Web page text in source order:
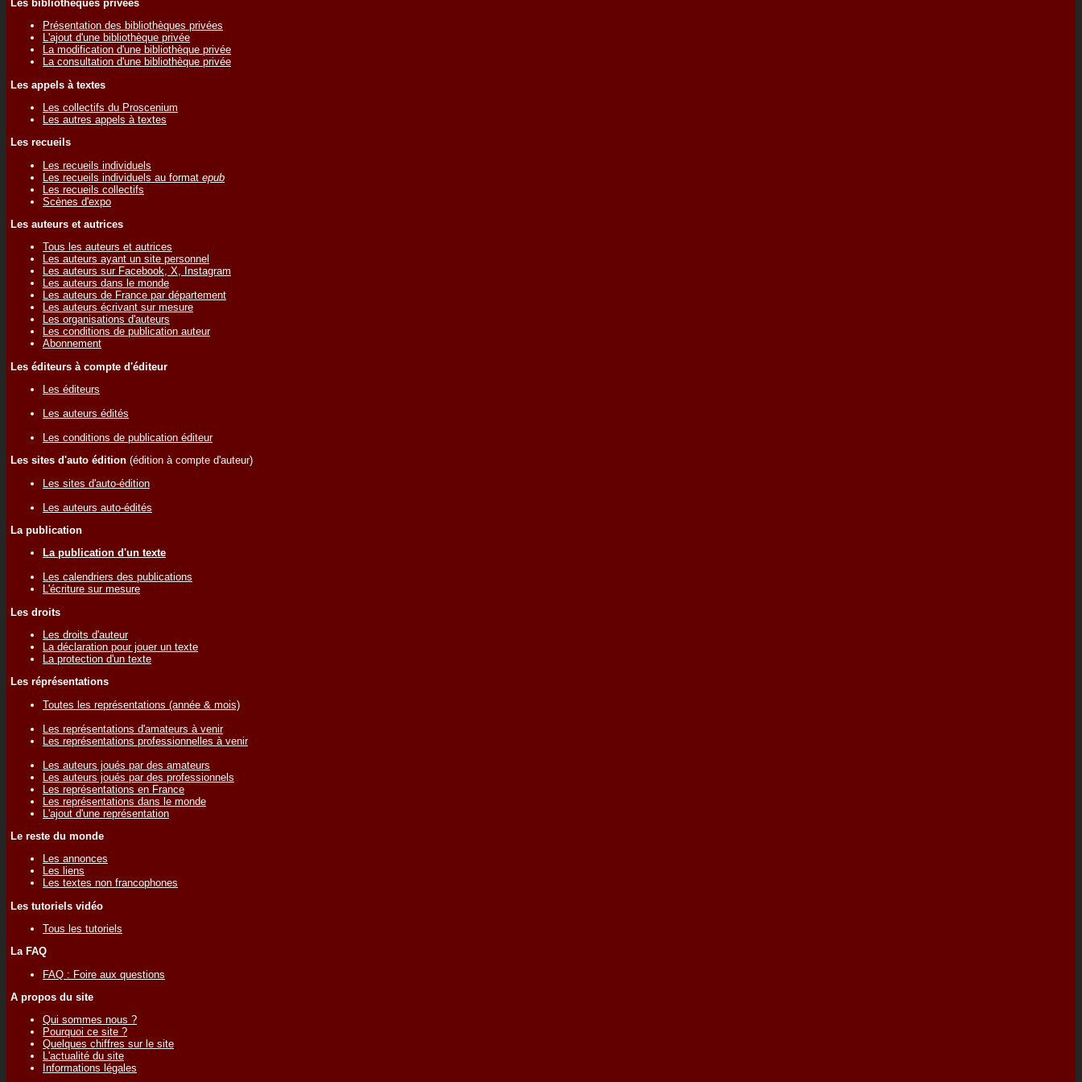
Les bibliothèques privées
Présentation des bibliothèques privées
L'ajout d'une bibliothèque privée
La modification d'une bibliothèque privée
La consultation d'une bibliothèque privée
Les appels à textes
Les collectifs du Proscenium
Les autres appels à textes
Les recueils
Les recueils individuels
Les recueils individuels au format epub
Les recueils collectifs
Scènes d'expo
Les auteurs et autrices
Tous les auteurs et autrices
Les auteurs ayant un site personnel
Les auteurs sur Facebook, X, Instagram
Les auteurs dans le monde
Les auteurs de France par département
Les auteurs écrivant sur mesure
Les organisations d'auteurs
Les conditions de publication auteur
Abonnement
Les éditeurs à compte d'éditeur
Les éditeurs
Les auteurs édités
Les conditions de publication éditeur
Les sites d'auto édition (édition à compte d'auteur)
Les sites d'auto-édition
Les auteurs auto-édités
La publication
La publication d'un texte
Les calendriers des publications
L'écriture sur mesure
Les droits
Les droits d'auteur
La déclaration pour jouer un texte
La protection d'un texte
Les réprésentations
Toutes les représentations (année & mois)
Les représentations d'amateurs à venir
Les représentations professionnelles à venir
Les auteurs joués par des amateurs
Les auteurs joués par des professionnels
Les représentations en France
Les représentations dans le monde
L'ajout d'une représentation
Le reste du monde
Les annonces
Les liens
Les textes non francophones
Les tutoriels vidéo
Tous les tutoriels
La FAQ
FAQ : Foire aux questions
A propos du site
Qui sommes nous ?
Pourquoi ce site ?
Quelques chiffres sur le site
L'actualité du site
Informations légales